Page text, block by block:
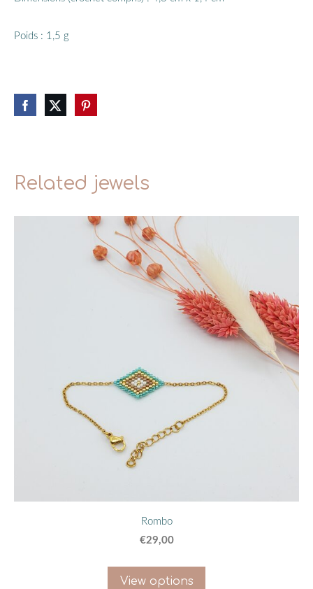
Poids : 1,5 g
Related jewels
Rombo
€29,00
View options